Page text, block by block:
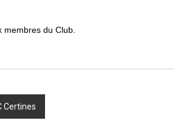
du Club.
Certines